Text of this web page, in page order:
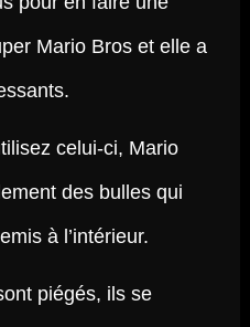
Mario Bros et elle a
celui-ci, Mario
des bulles qui
à l’intérieur.
piégés, ils se